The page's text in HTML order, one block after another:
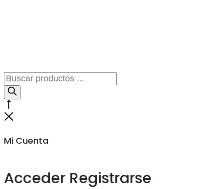
Búsqueda
de
productos
Mi Cuenta
Acceder Registrarse